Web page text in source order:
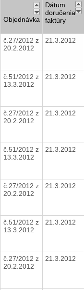
Objednávka
Dátum
doručenia
faktúry
č.27/2012 z
20.2.2012
21.3.2012
č.51/2012 z
13.3.2012
21.3.2012
č.27/2012 z
20.2.2012
21.3.2012
č.51/2012 z
13.3.2012
21.3.2012
č.27/2012 z
20.2.2012
21.3.2012
č.51/2012 z
13.3.2012
21.3.2012
č.27/2012 z
20.2.2012
21.3.2012